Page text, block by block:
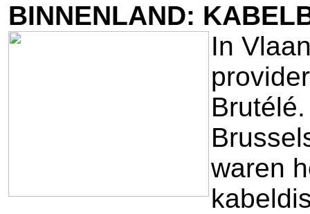
BINNENLAND:
In
waren